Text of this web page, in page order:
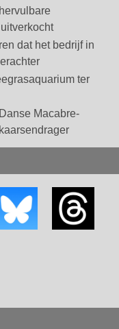
dat het bedrijf in
ter
Macabre-